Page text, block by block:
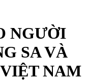
NGƯỜI
SA VÀ
NAM